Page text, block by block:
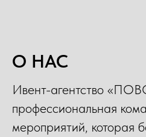
О НАС
Ивент-агентство
профессиональная
мероприятий, которая